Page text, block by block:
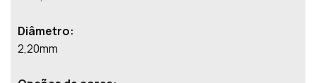
Diâmetro:
2,20mm